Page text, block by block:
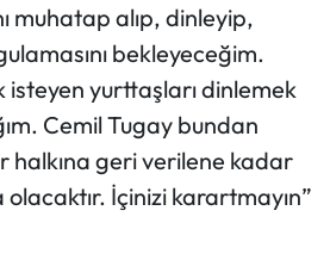
muhatap alıp, dinleyip,
bekleyeceğim.
isteyen yurttaşları dinlemek
Cemil Tugay bundan
halkına geri verilene kadar
İçinizi karartmayın”